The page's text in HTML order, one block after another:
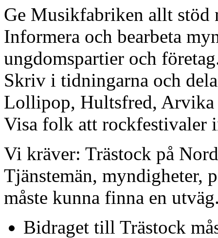
Ge Musikfabriken allt stöd
Informera och bearbeta
ungdomspartier och
Skriv i tidningarna och
Lollipop, Hultsfred, Arvika
Visa folk att rockfestivaler
Vi kräver: Trästock på
Tjänstemän, myndigheter,
måste kunna finna en
Bidraget till Trästock